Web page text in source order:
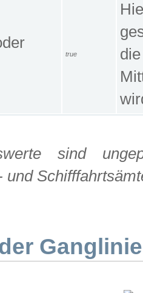
true
sind
und